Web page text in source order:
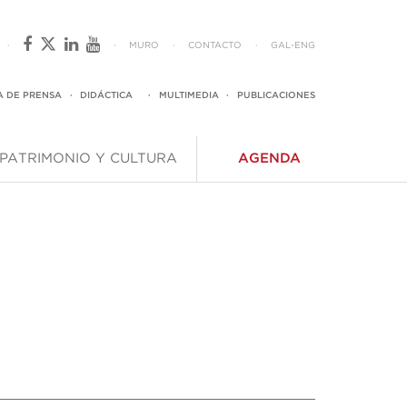
· · MURO · CONTACTO · GAL- ENG
DE PRENSA · DIDÁCTICA · MULTIMEDIA · PUBLICACIONES
PATRIMONIO Y CULTURA AGENDA